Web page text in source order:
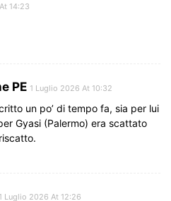
14:23
PE 1 Luglio 2026 At 10:32
un po’ di tempo fa, sia per lui
Gyasi (Palermo) era scattato
1 Luglio 2026 At 12:26